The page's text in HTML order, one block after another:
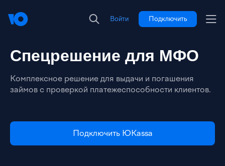
Войти Подключить
Спецрешение для МФО
Комплексное решение для выдачи и погашения
займов с проверкой платежеспособности клиентов.
Подключить ЮKassa